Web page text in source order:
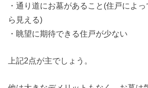
・通り道にお墓があること(住戸によ
ら見える)
・眺望に期待できる住戸が少ない
上記2点が主でしょう。